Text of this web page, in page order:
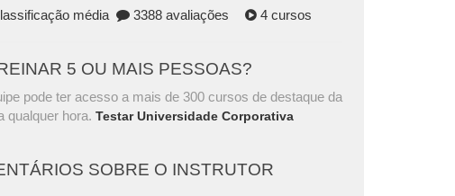
média
3388 avaliações 4 cursos
5 OU MAIS PESSOAS?
pode ter acesso a mais de 300 cursos de destaque da
qualquer hora.Testar Universidade Corporativa
SOBRE O INSTRUTOR